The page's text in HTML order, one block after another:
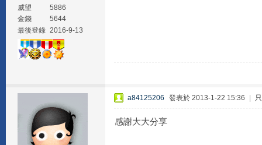
威望
5886
金錢
5644
最後登錄 2016-9-13
a84125206 發表於 2013-1-22 15:36
感謝大大分享